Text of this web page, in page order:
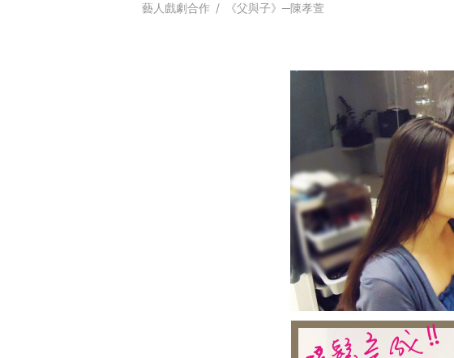
藝人戲劇合作 / 《父與子》─陳孝萱